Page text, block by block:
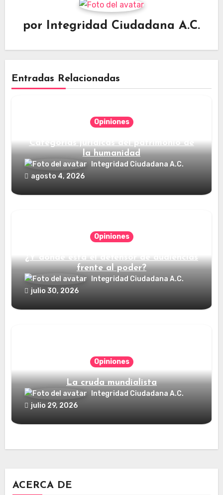
por Integridad Ciudadana A.C.
Entradas Relacionadas
Opiniones
Categorías jurídicas del patrimonio de
la humanidad
Integridad Ciudadana A.C.
agosto 4, 2026
Opiniones
¿Y dónde está el defensor de audiencias
frente al poder?
Integridad Ciudadana A.C.
julio 30, 2026
Opiniones
La cruda mundialista
Integridad Ciudadana A.C.
julio 29, 2026
ACERCA DE